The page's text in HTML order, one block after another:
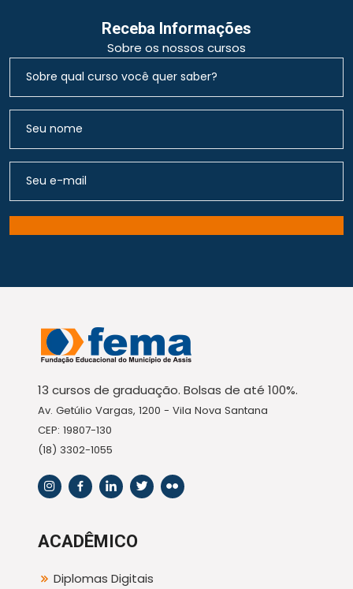
Receba Informações
Sobre os nossos cursos
13 cursos de graduação. Bolsas de até 100%.
Av. Getúlio Vargas, 1200 - Vila Nova Santana
CEP: 19807-130
(18) 3302-1055
ACADÊMICO
Diplomas Digitais